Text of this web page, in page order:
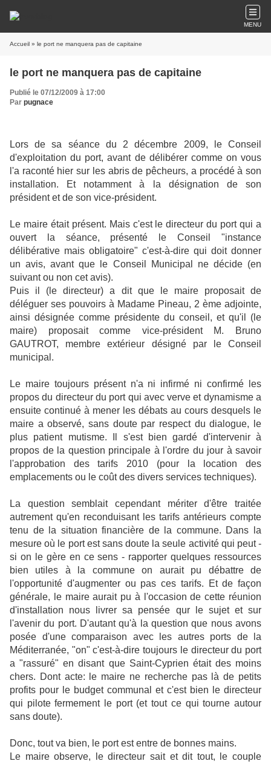
MENU
Accueil » le port ne manquera pas de capitaine
le port ne manquera pas de capitaine
Publié le 07/12/2009 à 17:00
Par pugnace
Lors de sa séance du 2 décembre 2009, le Conseil
d'exploitation du port, avant de délibérer comme on vous
l'a raconté hier sur les abris de pêcheurs, a procédé à son
installation. Et notamment à la désignation de son
président et de son vice-président.
Le maire était présent. Mais c'est le directeur du port qui a
ouvert la séance, présenté le Conseil "instance
délibérative mais obligatoire" c'est-à-dire qui doit donner
un avis, avant que le Conseil Municipal ne décide (en
suivant ou non cet avis).
Puis il (le directeur) a dit que le maire proposait de
déléguer ses pouvoirs à Madame Pineau, 2 ème adjointe,
ainsi désignée comme présidente du conseil, et qu'il (le
maire) proposait comme vice-président M. Bruno
GAUTROT, membre extérieur désigné par le Conseil
municipal.
Le maire toujours présent n'a ni infirmé ni confirmé les
propos du directeur du port qui avec verve et dynamisme a
ensuite continué à mener les débats au cours desquels le
maire a observé, sans doute par respect du dialogue, le
plus patient mutisme. Il s'est bien gardé d'intervenir à
propos de la question principale à l'ordre du jour à savoir
l'approbation des tarifs 2010 (pour la location des
emplacements ou le coût des divers services techniques).
La question semblait cependant mériter d'être traitée
autrement qu'en reconduisant les tarifs antérieurs compte
tenu de la situation financière de la commune. Dans la
mesure où le port est sans doute la seule activité qui peut -
si on le gère en ce sens - rapporter quelques ressources
bien utiles à la commune on aurait pu débattre de
l'opportunité d'augmenter ou pas ces tarifs. Et de façon
générale, le maire aurait pu à l'occasion de cette réunion
d'installation nous livrer sa pensée qur le sujet et sur
l'avenir du port. D'autant qu'à la question que nous avons
posée d'une comparaison avec les autres ports de la
Méditerranée, "on" c'est-à-dire toujours le directeur du port
a "rassuré" en disant que Saint-Cyprien était des moins
chers. Dont acte: le maire ne recherche pas là de petits
profits pour le budget communal et c'est bien le directeur
qui pilote fermement le port (et tout ce qui tourne autour
sans doute).
Donc, tout va bien, le port est entre de bonnes mains.
Le maire observe, le directeur sait et dit tout, le couple